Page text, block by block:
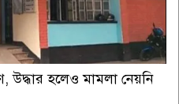
উদ্ধার হলেও মামলা নেয়নি